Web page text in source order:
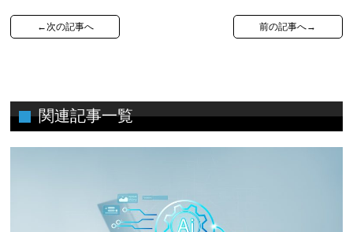
前の記事へ→
←次の記事へ
関連記事一覧